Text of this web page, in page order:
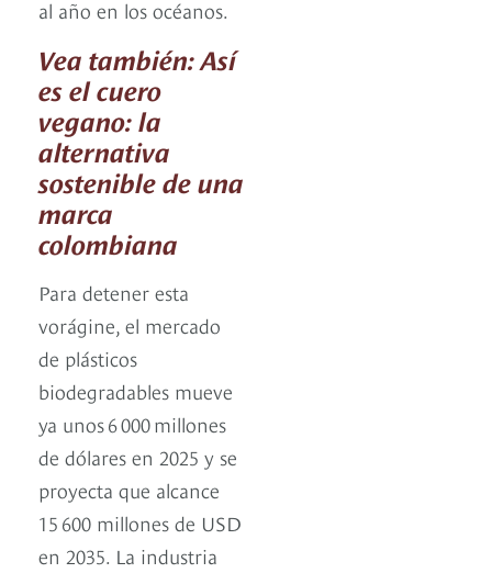
al año en los océanos.
Vea también: Así
es el cuero
vegano: la
alternativa
sostenible de una
marca
colombiana
Para detener esta
vorágine, el mercado
de plásticos
biodegradables mueve
ya unos 6 000 millones
de dólares en 2025 y se
proyecta que alcance
15 600 millones de USD
en 2035. La industria